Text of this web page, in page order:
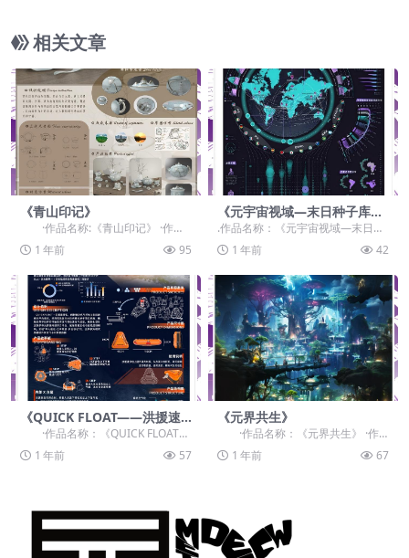
相关文章
《青山印记》
·作品名称:《青山印记》 ·作品
赛道：学生组：自由主题赛道-”元...
1 年前 95
《元宇宙视域—末日种子库信
息导览》
.作品名称：《元宇宙视域—末日种
子库信息导览》 .作品赛道：学生
组：自由主题赛道...
1 年前 42
《QUICK FLOAT——洪援速
浮包》
·作品名称：《QUICK FLOAT
——洪援速浮包》 ·作品赛道...
1 年前 57
《元界共生》
·作品名称：《元界共生》 ·作
品赛道：学生组：自由主题赛道-”
元...1 年前 67